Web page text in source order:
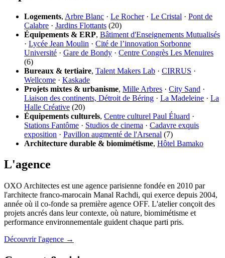
Logements, Arbre Blanc · Le Rocher· Le Cristal · Pont de
Calabre · Jardins Flottants (20)
Équipements & ERP, Bâtiment d'Enseignements Mutualisés
· Lycée Jean Moulin · Cité de l’innovation Sorbonne
Université · Gare de Bondy · Centre Congrès Les Menuires
(6)
Bureaux & tertiaire, Talent Makers Lab · CIRRUS ·
Wellcome · Kaskade
Projets mixtes & urbanisme, Mille Arbres · City Sand ·
Liaison des continents, Détroit de Béring · La Madeleine · La
Halle Créative (20)
Équipements culturels, Centre culturel Paul Éluard ·
Stations Fantôme · Studios de cinema · Cadavre exquis
exposition · Pavillon augmenté de l'Arsenal (7)
Architecture durable & biomimétisme, Hôtel Bamako
L'agence
OXO Architectes est une agence parisienne fondée en 2010 par
l'architecte franco-marocain Manal Rachdi, qui exerce depuis 2004,
année où il co-fonde sa première agence OFF. L'atelier conçoit des
projets ancrés dans leur contexte, où nature, biomimétisme et
performance environnementale guident chaque parti pris.
Découvrir l'agence →